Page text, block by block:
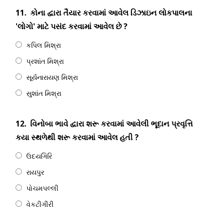
11. કોના દ્વારા તૈયાર કરવામાં આવેલ ડિઝાઇન લોકપાલના
'લોગો' માટે પસંદ કરવામાં આવેલ છે ?
કપિલ મિશ્રા
પ્રશાંત મિશ્રા
સૂર્યનારાયણ મિશ્રા
સુશાંત મિશ્રા
12. વિનોબા ભાવે દ્વારા શરૂ કરવામાં આવેલી ભૂદાન પ્રવૃત્તિ
કયા સ્થળેથી શરૂ કરવામાં આવેલ હતી ?
ઉદયગિરિ
રાયપુર
પોચમપલ્લી
વેકટીગીરી